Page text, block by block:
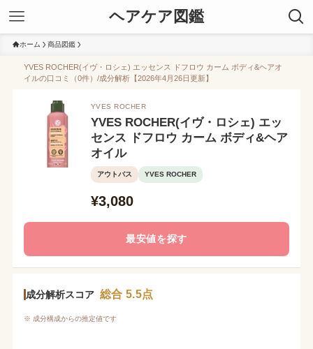
ヘアケア図鑑
ホーム 商品図鑑
YVES ROCHER(イヴ・ロシェ) エッセンス ドフロウ カーム ボディ&ヘアオ
イルの口コミ（0件）/成分解析【2026年4月26日更新】
YVES ROCHER
YVES ROCHER(イヴ・ロシェ) エッ
センス ドフロウ カーム ボディ&ヘア
オイル
アウトバス YVES ROCHER
¥3,080
最安値を探す
成分解析スコア 総合 5.5点
※ 成分構成からの推定値です